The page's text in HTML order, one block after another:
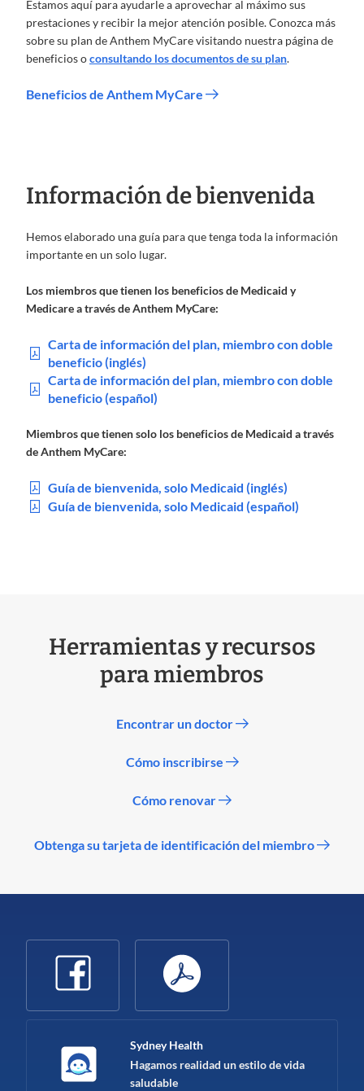
Estamos aquí para ayudarle a aprovechar al máximo sus
prestaciones y recibir la mejor atención posible. Conozca más
sobre su plan de Anthem MyCare visitando nuestra página de
beneficios oconsultando los documentos de su plan.
Beneficios de Anthem MyCare
Información de bienvenida
Hemos elaborado una guía para que tenga toda la información
importante en un solo lugar.
Los miembros que tienen los beneficios de Medicaid y
Medicare a través de Anthem MyCare:
Carta de información del plan, miembro con doble
beneficio (inglés)
Carta de información del plan, miembro con doble
beneficio (español)
Miembros que tienen solo los beneficios de Medicaid a través
de Anthem MyCare:
Guía de bienvenida, solo Medicaid (inglés)
Guía de bienvenida, solo Medicaid (español)
Herramientas y recursos
para miembros
Encontrar un doctor
Cómo inscribirse
Cómo renovar
Obtenga su tarjeta de identificación del miembro
Sydney Health
Hagamos realidad un estilo de vida
saludable